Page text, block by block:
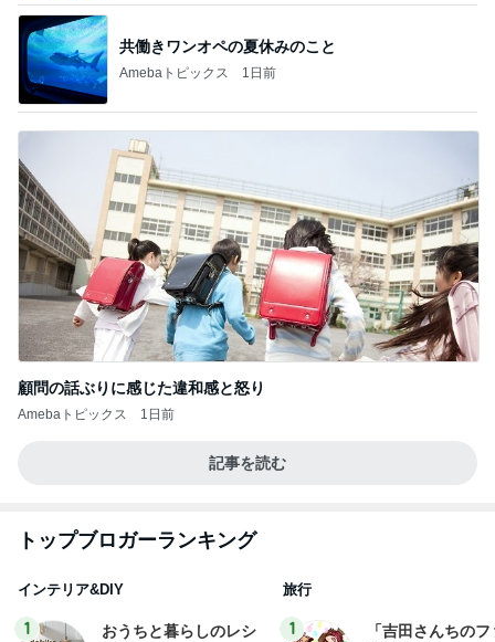
共働きワンオペの夏休みのこと
Amebaトピックス 1日前
顧問の話ぶりに感じた違和感と怒り
Amebaトピックス 1日前
記事を読む
トップブロガーランキング
インテリア&DIY
1
おうちと暮らしのレシ
旅行
1
「吉田さんちの